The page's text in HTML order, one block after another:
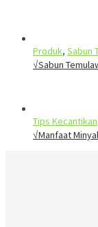
Produk, Sabun
√Sabun
Tips Kecantikan
√Manfaat